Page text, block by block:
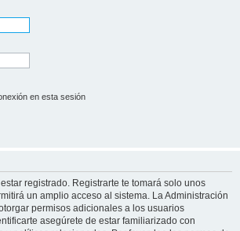
en esta sesión
registrado. Registrarte te tomará solo unos
un amplio acceso al sistema. La Administración
permisos adicionales a los usuarios
asegúrete de estar familiarizado con